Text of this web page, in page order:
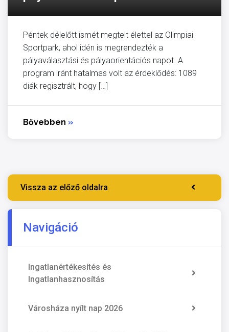
Péntek délelőtt ismét megtelt élettel az Olimpiai
Sportpark, ahol idén is megrendezték a
pályaválasztási és pályaorientációs napot. A
program iránt hatalmas volt az érdeklődés: 1089
diák regisztrált, hogy […]
Bővebben »
Vissza az előző oldalra
Navigáció
Ingatlanértékesítés és
Ingatlanhasznosítás
Városháza nyílt nap 2026